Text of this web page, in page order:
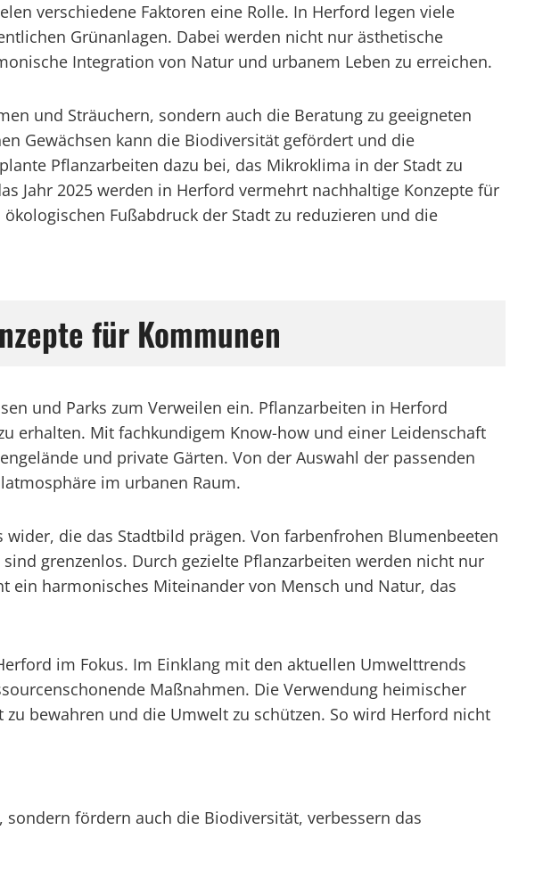
verschiedene Faktoren eine Rolle. In Herford legen viele
Grünanlagen. Dabei werden nicht nur ästhetische
Integration von Natur und urbanem Leben zu erreichen.
und Sträuchern, sondern auch die Beratung zu geeigneten
Gewächsen kann die Biodiversität gefördert und die
Pflanzarbeiten dazu bei, das Mikroklima in der Stadt zu
Jahr 2025 werden in Herford vermehrt nachhaltige Konzepte für
Fußabdruck der Stadt zu reduzieren und die
für Kommunen
und Parks zum Verweilen ein. Pflanzarbeiten in Herford
erhalten. Mit fachkundigem Know-how und einer Leidenschaft
und private Gärten. Von der Auswahl der passenden
im urbanen Raum.
die das Stadtbild prägen. Von farbenfrohen Blumenbeeten
grenzenlos. Durch gezielte Pflanzarbeiten werden nicht nur
ein harmonisches Miteinander von Mensch und Natur, das
im Fokus. Im Einklang mit den aktuellen Umwelttrends
Maßnahmen. Die Verwendung heimischer
bewahren und die Umwelt zu schützen. So wird Herford nicht
fördern auch die Biodiversität, verbessern das